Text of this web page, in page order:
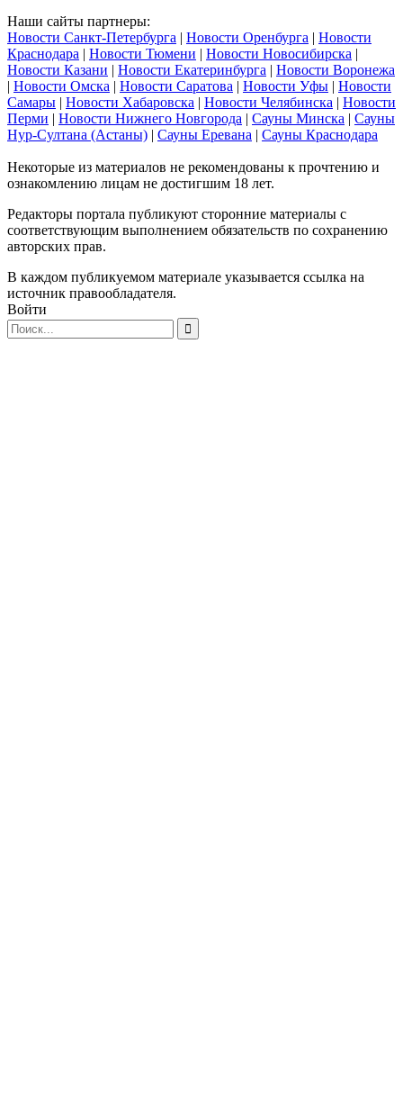
Наши сайты партнеры:
Новости Санкт-Петербурга | Новости Оренбурга | Новости
Краснодара | Новости Тюмени | Новости Новосибирска |
Новости Казани | Новости Екатеринбурга | Новости Воронежа
| Новости Омска | Новости Саратова | Новости Уфы | Новости
Самары | Новости Хабаровска | Новости Челябинска | Новости
Перми | Новости Нижнего Новгорода | Сауны Минска | Сауны
Нур-Султана (Астаны) | Сауны Еревана | Сауны Краснодара
Некоторые из материалов не рекомендованы к прочтению и
ознакомлению лицам не достигшим 18 лет.
Редакторы портала публикуют сторонние материалы с
соответствующим выполнением обязательств по сохранению
авторских прав.
В каждом публикуемом материале указывается ссылка на
источник правообладателя.
Войти